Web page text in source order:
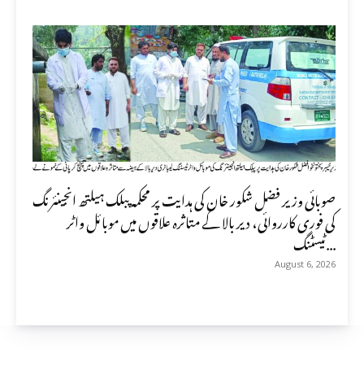
صوبائی وزیر فضل شکور خان کی ہدایت پر محکمہ پبلک ہیلتھ انجینئرنگ
کی فوری کارروائی، دیر بالا کے متاثرہ علاقوں میں موبائل واٹر
ٹیسٹنگ...
August 6, 2026